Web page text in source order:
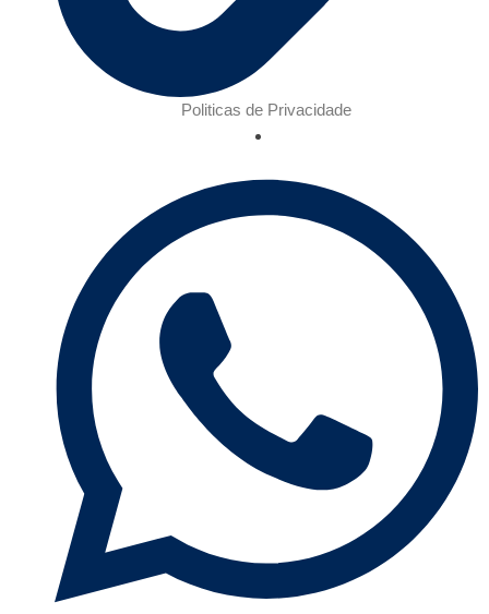
Politicas de Privacidade